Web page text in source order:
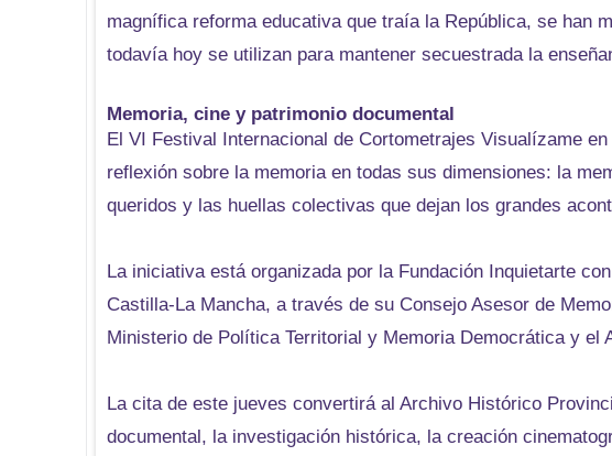
magnífica reforma educativa que traía la República, se han
todavía hoy se utilizan para mantener secuestrada la
Memoria, cine y patrimonio documental
El VI Festival Internacional de Cortometrajes Visualízame
reflexión sobre la memoria en todas sus dimensiones: la
queridos y las huellas colectivas que dejan los grandes
La iniciativa está organizada por la Fundación Inquietarte
Castilla-La Mancha, a través de su Consejo Asesor de
Ministerio de Política Territorial y Memoria Democrática y el
La cita de este jueves convertirá al Archivo Histórico
documental, la investigación histórica, la creación